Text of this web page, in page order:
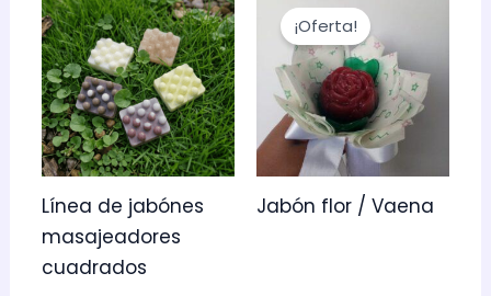
Línea de jabónes
masajeadores
cuadrados
¡Oferta!
Jabón flor / Vaena
precio
original
era:
$5,00.
precio
actual
es:
$4,00.